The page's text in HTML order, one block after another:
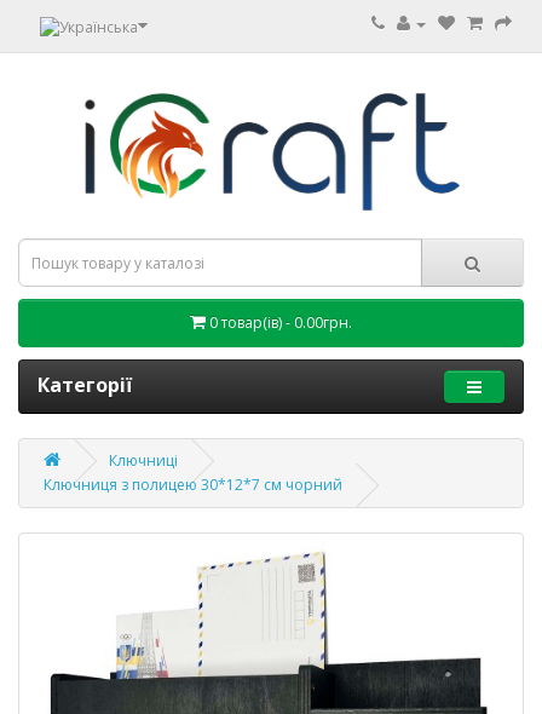
0 товар(ів) - 0.00грн.
Категорії
Ключниці
Ключниця з полицею 30*12*7 см чорний